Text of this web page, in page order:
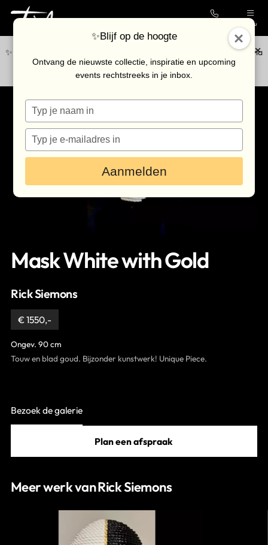
Menu
✨Blijf op de hoogte van de nieuwste collectie en upcoming events via
onze nieuwsbrief
Collectie
Galerie
Kunstenaars
Outlet
Bezoek de galerie
Inkoop
Nieuws & agenda
Mask White with Gold
Rick Siemons
€ 1550,-
Ongev. 90 cm
Touw en blad goud. Bijzonder kunstwerk! Unique Piece.
Bezoek de galerie
Plan een afspraak
Meer werk van Rick Siemons
✨Blijf op de hoogte
Ontvang de nieuwste collectie, inspiratie en upcoming
events rechtstreeks in je inbox.
Typ
je
naam
Typ
je
e-
in
Aanmelden